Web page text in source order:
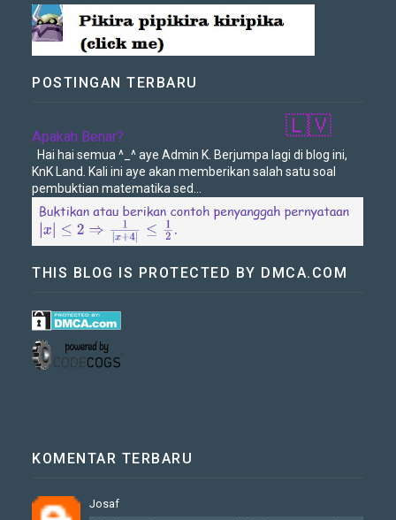
POSTINGAN TERBARU
Apakah Benar?
Hai hai semua ^_^ aye Admin K. Berjumpa lagi di blog ini,
KnK Land. Kali ini aye akan memberikan salah satu soal
pembuktian matematika sed...
THIS BLOG IS PROTECTED BY DMCA.COM
KOMENTAR TERBARU
Josaf